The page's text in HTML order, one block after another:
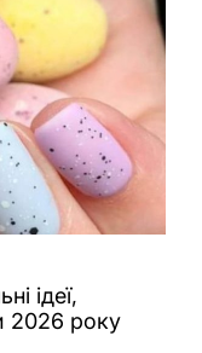
ідеї,
2026 року